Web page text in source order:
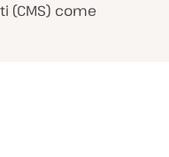
(CMS) come